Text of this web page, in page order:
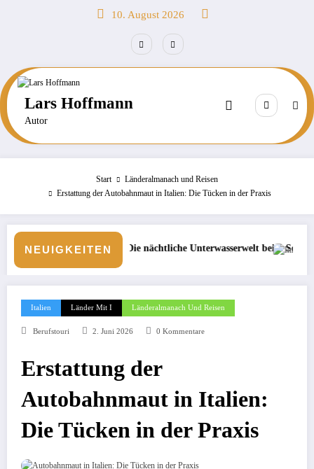
10. August 2026
Lars Hoffmann
Autor
Start
Länderalmanach und Reisen
Erstattung der Autobahnmaut in Italien: Die Tücken in der Praxis
NEUIGKEITEN
nächtliche Unterwasserwelt beim Schnorcheln entdecken
Börse: Steigt die Inflation
Italien Länder Mit I Länderalmanach Und Reisen
Berufstouri 2. Juni 2026 0 Kommentare
Erstattung der
Autobahnmaut in Italien:
Die Tücken in der Praxis